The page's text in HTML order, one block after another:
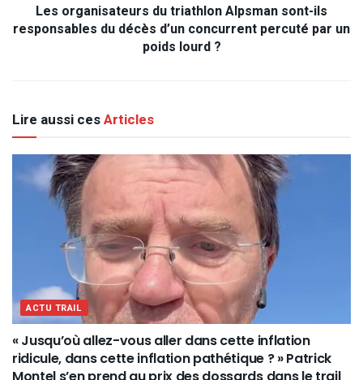
Les organisateurs du triathlon Alpsman sont-ils
responsables du décès d’un concurrent percuté par un
poids lourd ?
Lire aussi cesArticles
ACTU TRAIL
« Jusqu’où allez-vous aller dans cette inflation
ridicule, dans cette inflation pathétique ? » Patrick